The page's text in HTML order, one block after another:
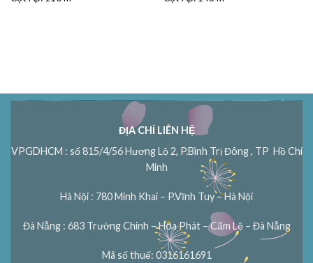
ĐỊA CHỈ LIÊN HỆ
VPGDHCM : số 815/4/56 Hương Lộ 2, P.Bình Trị Đông , TP Hồ Chí
Minh
Hà Nội : 780 Minh Khai – P.Vĩnh Tuy – Hà Nội
Đà Nẵng : 683 Trường Chinh – Hòa Phát – Cẩm Lệ – Đà Nẵng
Mã số thuế: 0316161691